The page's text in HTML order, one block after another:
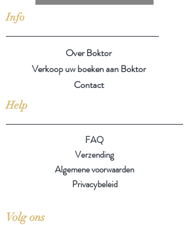
Info
Over Boktor
Verkoop uw boeken aan Boktor
Contact
Help
FAQ
Verzending
Algemene voorwaarden
Privacybeleid
Volg ons